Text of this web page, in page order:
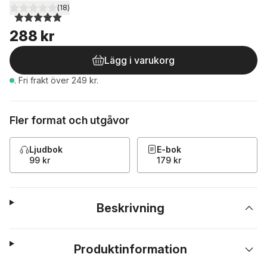
5,0utav 5 stjärnor. Totalt antal röster:
(18)
288 kr
Lägg i varukorg
. Fri frakt över 249 kr.
Fler format och utgåvor
Ljudbok
99 kr
E-bok
179 kr
Beskrivning
Produktinformation